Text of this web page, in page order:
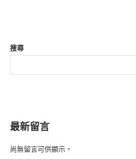
搜尋
最新留言
尚無留言可供顯示。